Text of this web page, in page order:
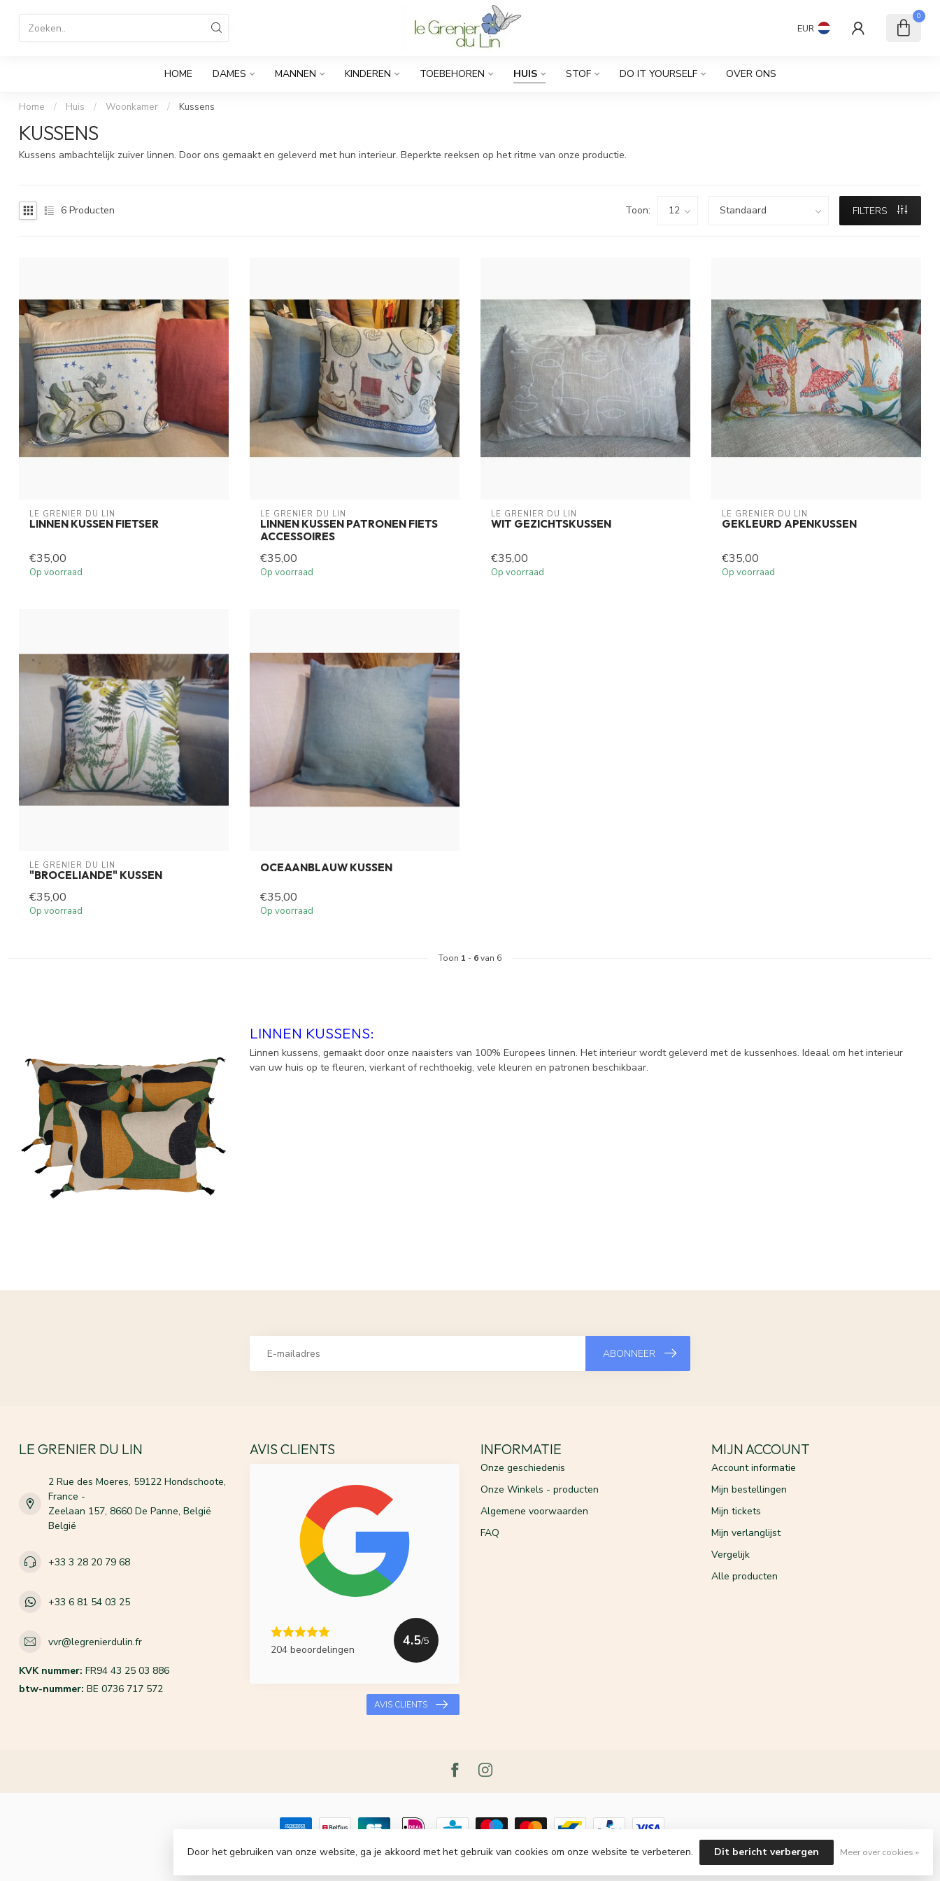
EUR
0
HOME DAMES MANNEN KINDEREN TOEBEHOREN HUIS STOF DO IT YOURSELF OVER ONS
Home / Huis / Woonkamer / Kussens
KUSSENS
Kussens ambachtelijk zuiver linnen. Door ons gemaakt en geleverd met hun interieur. Beperkte reeksen op het ritme van onze productie.
6 Producten Toon: FILTERS
LE GRENIER DU LIN
LINNEN KUSSEN FIETSER
€35,00
Op voorraad
LE GRENIER DU LIN
LINNEN KUSSEN PATRONEN FIETS
ACCESSOIRES
€35,00
Op voorraad
LE GRENIER DU LIN
WIT GEZICHTSKUSSEN
€35,00
Op voorraad
LE GRENIER DU LIN
GEKLEURD APENKUSSEN
€35,00
Op voorraad
LE GRENIER DU LIN
"BROCELIANDE" KUSSEN
€35,00
Op voorraad
OCEAANBLAUW KUSSEN
€35,00
Op voorraad
Toon 1 - 6van 6
LINNEN KUSSENS:
Linnen kussens, gemaakt door onze naaisters van 100% Europees linnen. Het interieur wordt geleverd met de kussenhoes. Ideaal om het interieur
van uw huis op te fleuren, vierkant of rechthoekig, vele kleuren en patronen beschikbaar.
ABONNEER
LE GRENIER DU LIN
2 Rue des Moeres, 59122 Hondschoote,
France -
Zeelaan 157, 8660 De Panne, België
België
+33 3 28 20 79 68
+33 6 81 54 03 25
vvr@legrenierdulin.fr
KVK nummer: FR94 43 25 03 886
btw-nummer: BE 0736 717 572
AVIS CLIENTS
204 beoordelingen
4.5/5
AVIS CLIENTS
INFORMATIE
Onze geschiedenis
Onze Winkels - producten
Algemene voorwaarden
FAQ
MIJN ACCOUNT
Account informatie
Mijn bestellingen
Mijn tickets
Mijn verlanglijst
Vergelijk
Alle producten
© Copyright 2026 Le Grenier du Lin- Powered byLightspeed-Lightspeed designbyDyvelopment
Door het gebruiken van onze website, ga je akkoord met het gebruik van cookies om onze website te verbeteren. Dit bericht verbergen Meer over cookies »